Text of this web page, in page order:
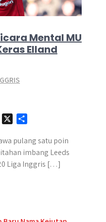
Mental MU
Elland
a
r
e
pulang satu poin
imbang Leeds
Liga Inggris […]